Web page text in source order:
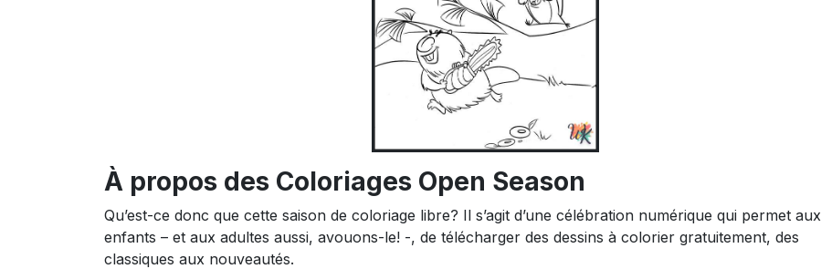
À propos des Coloriages Open Season
Qu’est-ce donc que cette saison de coloriage libre? Il s’agit d’une célébration numérique qui permet aux
enfants – et aux adultes aussi, avouons-le! -, de télécharger des dessins à colorier gratuitement, des
classiques aux nouveautés.